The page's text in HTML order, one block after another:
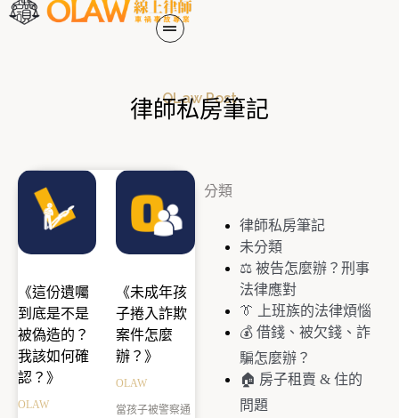
OLaw Post
律師私房筆記
分類
律師私房筆記
未分類
⚖️ 被告怎麼辦？刑事
法律應對
👔 上班族的法律煩惱
💰 借錢、被欠錢、詐
騙怎麼辦？
🏠 房子租賣 & 住的
問題
《這份遺囑
到底是不是
被偽造的？
我該如何確
認？》
OLAW
《未成年孩
子捲入詐欺
案件怎麼
辦？》
OLAW
當孩子被警察通